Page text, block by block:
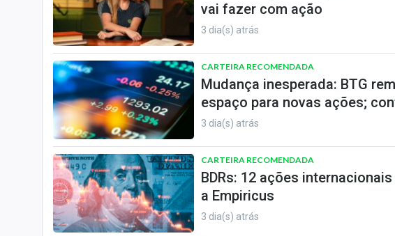
vai fazer com ação
3 dia(s) atrás
CARTEIRA RECOMENDADA
Mudança inesperada: BTG
espaço para novas ações;
3 dia(s) atrás
CARTEIRA RECOMENDADA
BDRs: 12 ações
a Empiricus
3 dia(s) atrás